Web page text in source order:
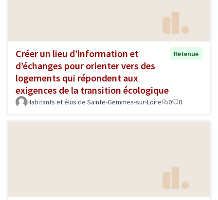
Créer un lieu d’information et
d’échanges pour orienter vers des
logements qui répondent aux
exigences de la transition écologique
Retenue
Habitants et élus de Sainte-Gemmes-sur-Loire 0 0